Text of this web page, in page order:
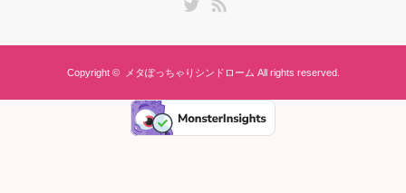
Copyright © メタぽっちゃりシンドローム All rights reserved.